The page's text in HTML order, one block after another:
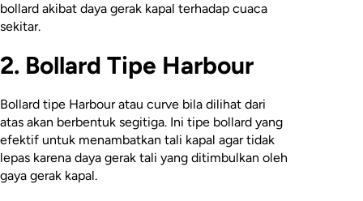
bollard akibat daya gerak kapal terhadap cuaca
sekitar.
2. Bollard Tipe Harbour
Bollard tipe Harbour atau curve bila dilihat dari
atas akan berbentuk segitiga. Ini tipe bollard yang
efektif untuk menambatkan tali kapal agar tidak
lepas karena daya gerak tali yang ditimbulkan oleh
gaya gerak kapal.